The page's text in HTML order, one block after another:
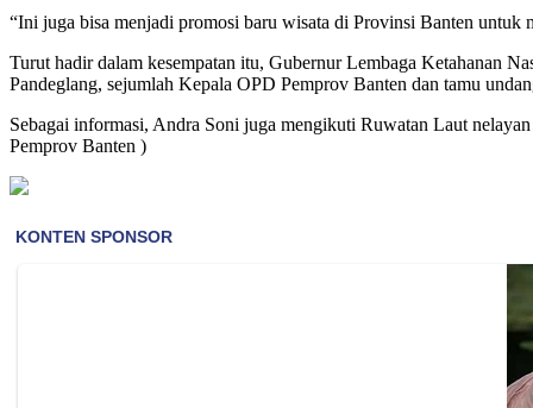
“Ini juga bisa menjadi promosi baru wisata di Provinsi Banten
Turut hadir dalam kesempatan itu, Gubernur Lembaga Ketahanan
Pandeglang, sejumlah Kepala OPD Pemprov Banten dan tamu
Sebagai informasi, Andra Soni juga mengikuti Ruwatan Laut
Pemprov Banten )